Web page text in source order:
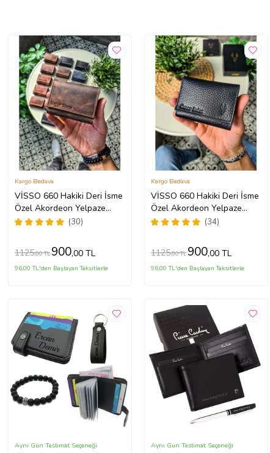
VİSSO 660 Hakiki Deri İsme
Özel Akordeon Yelpaze
Kredi Kartlık Erkek Kadın
MODEL (Kahverengi)
(30)
Kargo Bedava
1125,00 TL 900,00 TL
96,00 TL'den Başlayan Taksitlerle
VİSSO 660 Hakiki Deri İsme
Özel Akordeon Yelpaze
Kredi Kartlık Erkek Kadın
MODEL (Siyah)
(34)
Kargo Bedava
1125,00 TL 900,00 TL
96,00 TL'den Başlayan Taksitlerle
Aynı Gün Teslimat Seçeneği Aynı Gün Teslimat Seçeneği